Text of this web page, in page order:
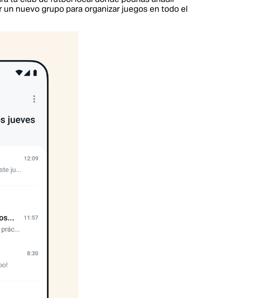
nuevo grupo para organizar juegos en todo el